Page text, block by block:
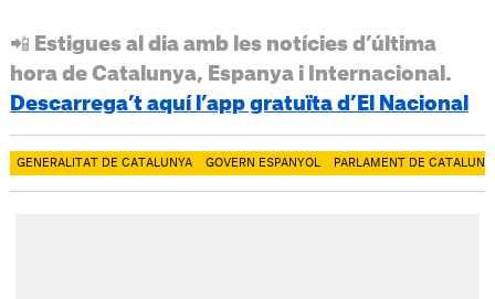
📲 Estigues al dia amb les notícies d’última
hora de Catalunya, Espanya i Internacional.
Descarrega’t aquí l’app gratuïta d’El Nacional
GENERALITAT DE CATALUNYA GOVERN ESPANYOL PARLAMENT DE